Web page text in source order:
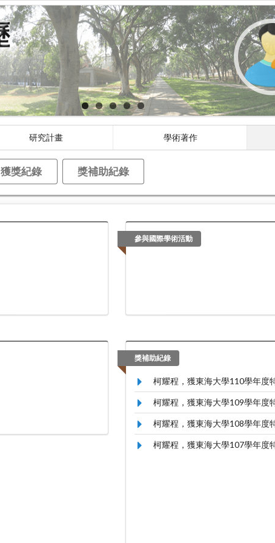
研究計畫 學術著作
獲獎紀錄 獎補助紀錄
參與國際學術活動
獎補助紀錄
柯耀程，獲東海大學110學年度
柯耀程，獲東海大學109學年度
柯耀程，獲東海大學108學年度
柯耀程，獲東海大學107學年度